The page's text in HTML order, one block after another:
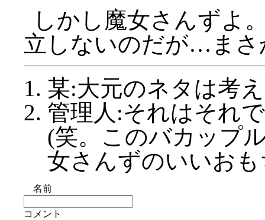
しかし魔女さんずよ
立しないのだが…まさ
某:大元のネタは考
管理人:それはそれ
(笑。このバカップ
女さんずのいいお
名前
コメント